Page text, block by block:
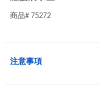
商品# 75272
注意事項